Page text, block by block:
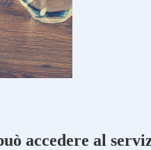
accedere al